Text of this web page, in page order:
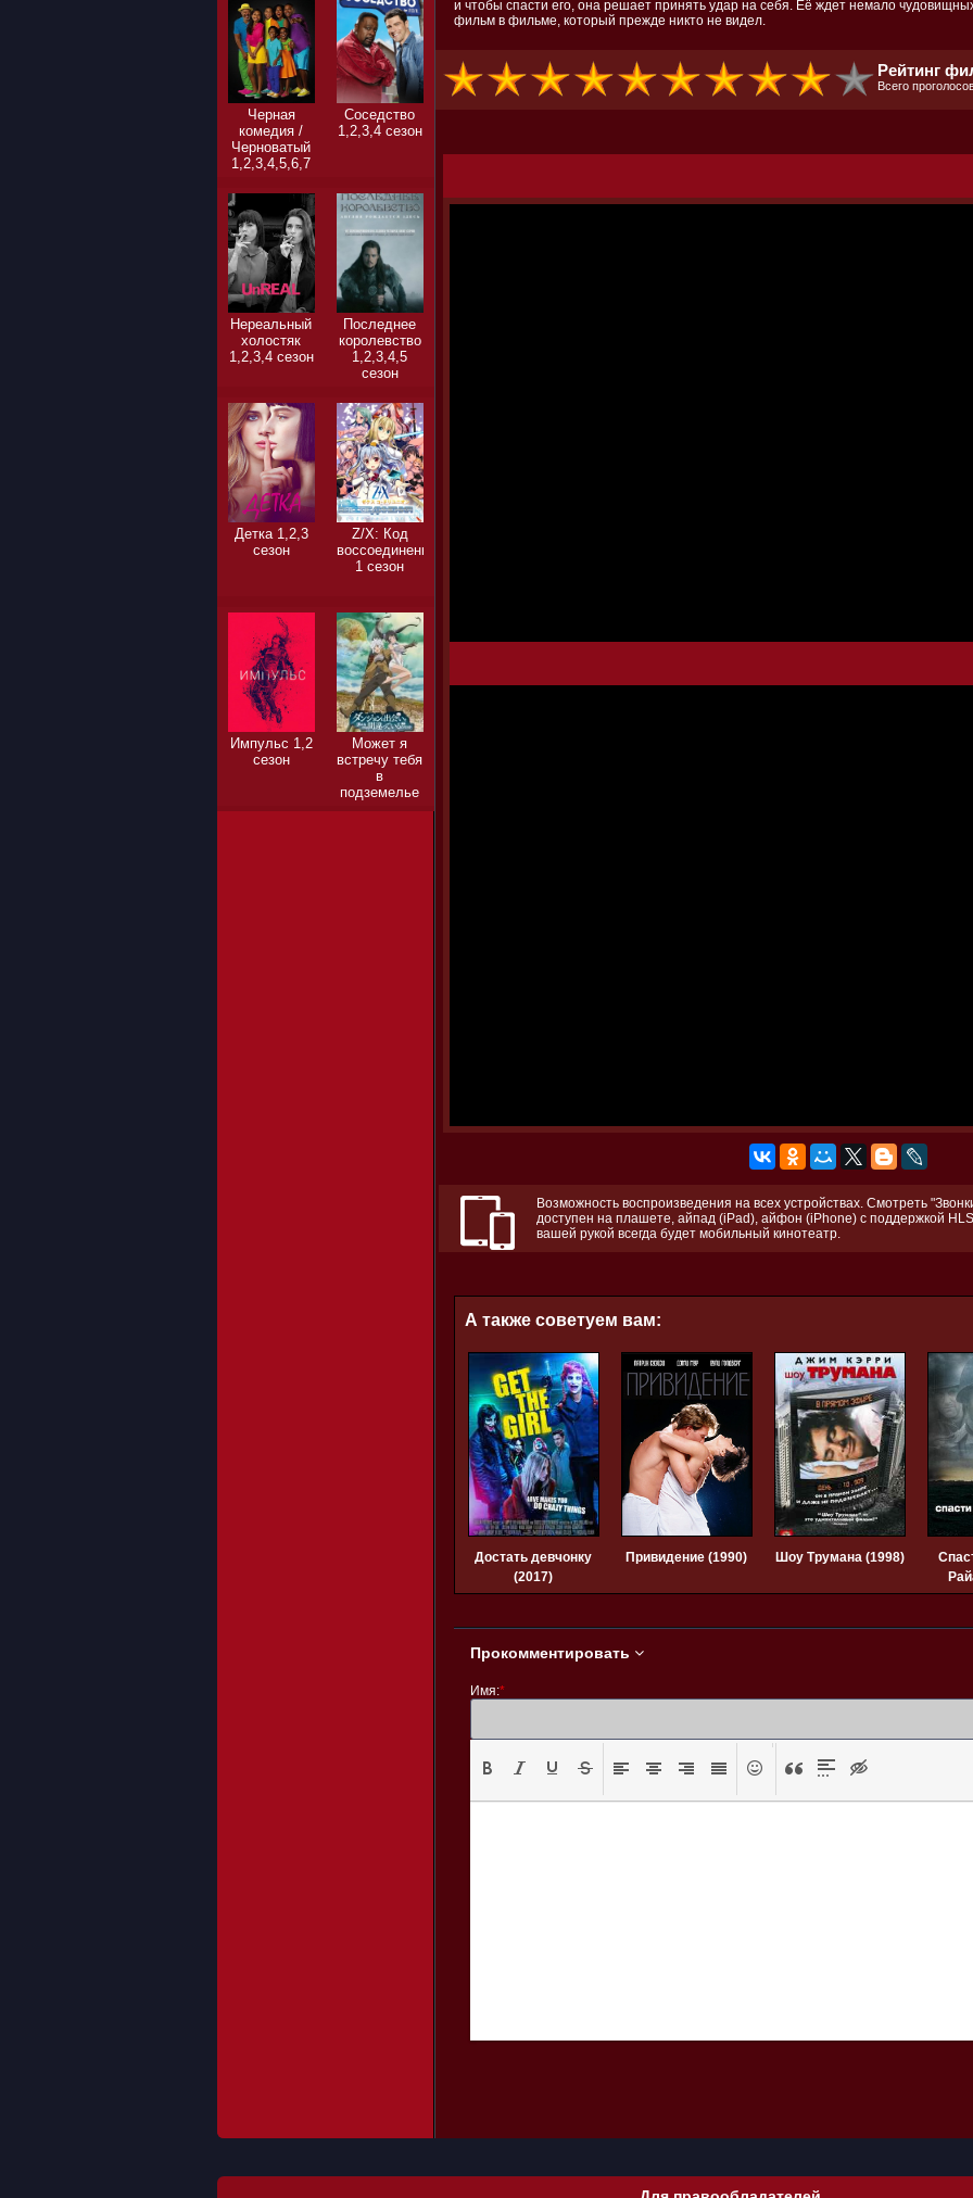
и чтобы спасти его, она решает принять удар на себя. Её ждет немало
фильм в фильме, который прежде никто не видел.
Рейтинг
Всего
Возможность воспроизведения на всех устройствах. Смотреть
доступен на плашете, айпад (iPad), айфон (iPhone) с поддержкой
вашей рукой всегда будет мобильный кинотеатр.
А также советуем вам:
Достать девчонку
(2017)
Привидение (1990) Шоу Трумана (1998)
Прокомментировать
Имя:*
Черная
комедия /
Черноватый
1,2,3,4,5,6,7
Соседство
1,2,3,4 сезон
Нереальный
холостяк
1,2,3,4 сезон
Последнее
королевство
1,2,3,4,5
сезон
Детка 1,2,3
сезон
Z/X: Код
воссоединения
1 сезон
Импульс 1,2
сезон
Может я
встречу тебя
в
подземелье
1,2,3 сезон